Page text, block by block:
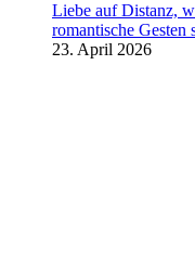
Liebe auf Distanz,
romantische Gesten
23. April 2026